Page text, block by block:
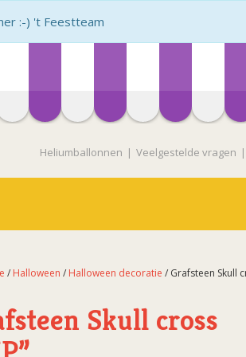
:-) 't Feestteam
Heliumballonnen Veelgestelde vragen
/ Halloween / Halloween decoratie / Grafsteen Skull
Skull cross